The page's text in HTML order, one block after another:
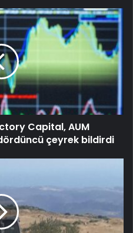
Capital, AUM
çeyrek bildirdi